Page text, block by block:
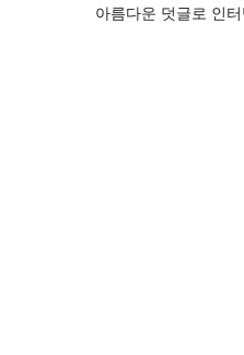
아름다운 덧글로 인